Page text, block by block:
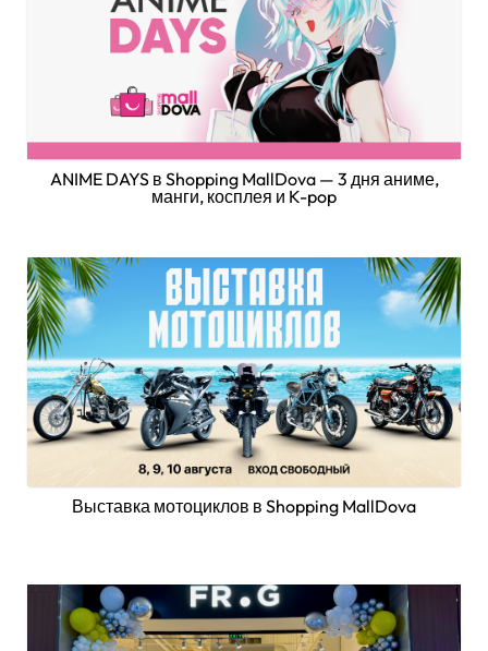
ANIME DAYS в Shopping MallDova — 3 дня аниме,
манги, косплея и K-pop
Выставка мотоциклов в Shopping MallDova